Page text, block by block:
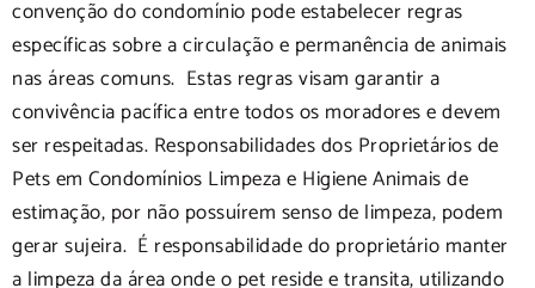
convenção do condomínio pode estabelecer regras
específicas sobre a circulação e permanência de animais
nas áreas comuns. Estas regras visam garantir a
convivência pacífica entre todos os moradores e devem
ser respeitadas. Responsabilidades dos Proprietários de
Pets em Condomínios Limpeza e Higiene Animais de
estimação, por não possuírem senso de limpeza, podem
gerar sujeira. É responsabilidade do proprietário manter
a limpeza da área onde o pet reside e transita, utilizando